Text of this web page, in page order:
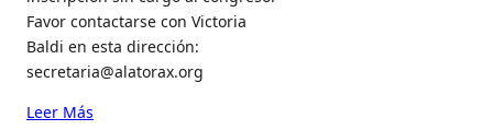
Favor contactarse con Victoria
Baldi en esta dirección:
secretaria@alatorax.org
Leer Más